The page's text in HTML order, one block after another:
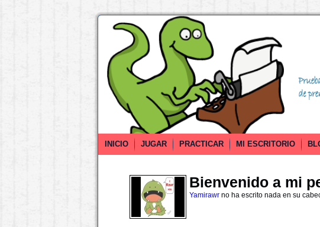
INICIO JUGAR PRACTICAR MI ESCRITORIO
Bienvenido a mi
Yamirawrno ha escrito nada en su